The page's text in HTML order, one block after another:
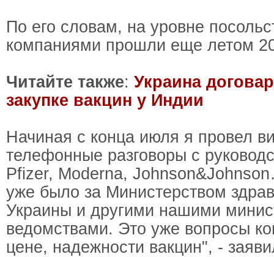
По его словам, на уровне
компаниями прошли еще летом
Читайте также: Украина
закупке вакцин у Индии
Начиная с конца июля я провел
телефонные разговоры с
Pfizer, Moderna,
уже было за Министерством
Украины и другими нашими
ведомствами. Это уже вопросы
цене, надежности вакцин", -